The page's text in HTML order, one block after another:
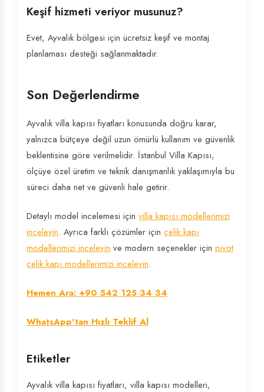
Keşif hizmeti veriyor musunuz?
Evet, Ayvalık bölgesi için ücretsiz keşif ve montaj
planlaması desteği sağlanmaktadır.
Son Değerlendirme
Ayvalık villa kapısı fiyatları konusunda doğru karar,
yalnızca bütçeye değil uzun ömürlü kullanım ve güvenlik
beklentisine göre verilmelidir. İstanbul Villa Kapısı,
ölçüye özel üretim ve teknik danışmanlık yaklaşımıyla bu
süreci daha net ve güvenli hale getirir.
Detaylı model incelemesi için villa kapısı modellerimizi
inceleyin. Ayrıca farklı çözümler için çelik kapı
modellerimizi inceleyin ve modern seçenekler için pivot
çelik kapı modellerimizi inceleyin.
Hemen Ara: +90 542 125 34 34
WhatsApp'tan Hızlı Teklif Al
Etiketler
Ayvalık villa kapısı fiyatları, villa kapısı modelleri,